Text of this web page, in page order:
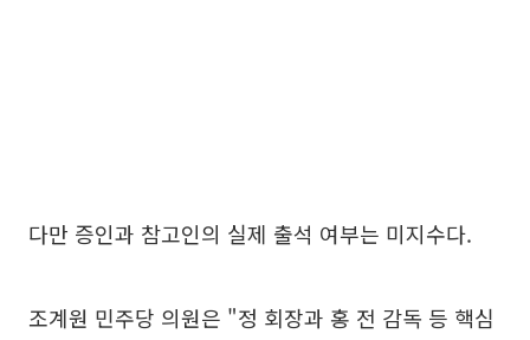
다만 증인과 참고인의 실제 출석 여부는 미지수다.
조계원 민주당 의원은 "정 회장과 홍 전 감독 등 핵심